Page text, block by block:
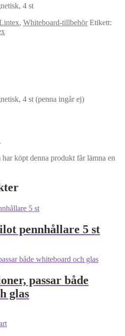
4 st
, Whiteboard-tillbehör Etikett:
4 st (penna ingår ej)
köpt denna produkt får lämna en
pennhållare 5 st
passar både
glas